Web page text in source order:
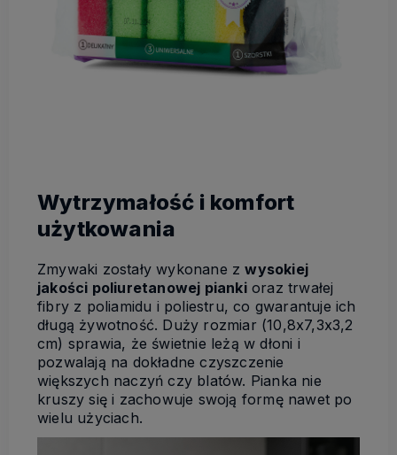
Wytrzymałość i komfort
użytkowania
Zmywaki zostały wykonane zwysokiej
jakości poliuretanowej piankioraz trwałej
fibry z poliamidu i poliestru, co gwarantuje ich
długą żywotność. Duży rozmiar (10,8x7,3x3,2
cm) sprawia, że świetnie leżą w dłoni i
pozwalają na dokładne czyszczenie
większych naczyń czy blatów. Pianka nie
kruszy się i zachowuje swoją formę nawet po
wielu użyciach.